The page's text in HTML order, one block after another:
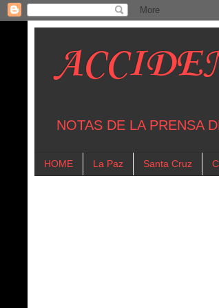
NOTAS DE LA PRENSA
HOME La Paz Santa Cruz